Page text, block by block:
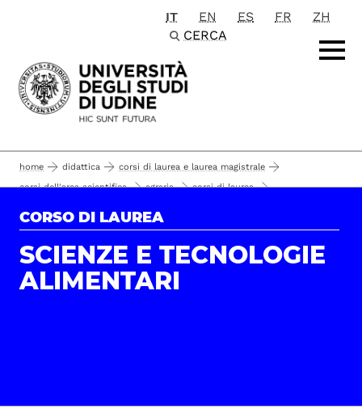
Passa al contenuto principale
IT EN ES FR
ZH
CERCA
home didattica
corsi di laurea e laurea magistrale
corsi dell'area scientifica
agraria
corsi di laurea
conoscenze e requisiti per l'accesso
CORSO DI LAUREA
SCIENZE E TECNOLOGIE
ALIMENTARI